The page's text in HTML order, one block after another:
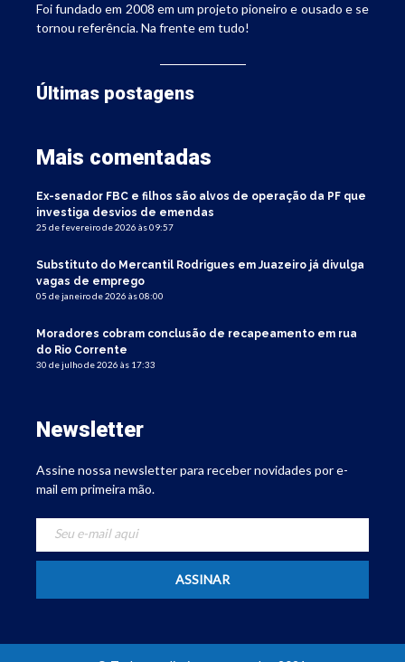
Foi fundado em 2008 em um projeto pioneiro e ousado e se
tornou referência. Na frente em tudo!
Últimas postagens
Mais comentadas
Ex-senador FBC e filhos são alvos de operação da PF que
investiga desvios de emendas
25 de fevereiro de 2026 às 09:57
Substituto do Mercantil Rodrigues em Juazeiro já divulga
vagas de emprego
05 de janeiro de 2026 às 08:00
Moradores cobram conclusão de recapeamento em rua
do Rio Corrente
30 de julho de 2026 às 17:33
Newsletter
Assine nossa newsletter para receber novidades por e-
mail em primeira mão.